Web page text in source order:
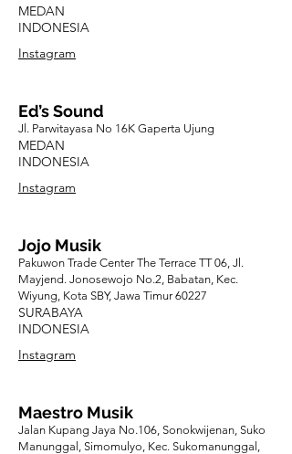
MEDAN
INDONESIA
Instagram
Ed’s Sound
Jl. Parwitayasa No 16K Gaperta Ujung
MEDAN
INDONESIA
Instagram
Jojo Musik
Pakuwon Trade Center The Terrace TT 06, Jl.
Mayjend. Jonosewojo No.2, Babatan, Kec.
Wiyung, Kota SBY, Jawa Timur 60227
SURABAYA
INDONESIA
Instagram
Maestro Musik
Jalan Kupang Jaya No.106, Sonokwijenan, Suko
Manunggal, Simomulyo, Kec. Sukomanunggal,